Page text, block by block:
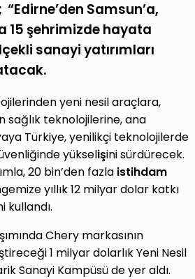
Samsun’a,
15 şehrimizde hayata
sanayi yatırımları
yeni nesil araçlara,
sağlık teknolojilerine, ana
Türkiye, yenilikçi teknolojilerde
yükselişini sürdürecek.
20 bin’den fazla istihdam
yıllık 12 milyar dolar katkı
kullandı.
Chery markasının
1 milyar dolarlık Yeni Nesil
Sanayi Kampüsü de yer aldı.